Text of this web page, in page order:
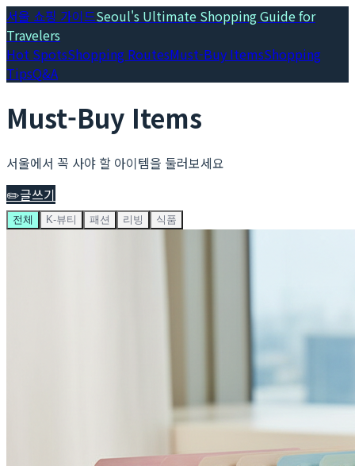
서울 쇼핑 가이드Seoul's Ultimate Shopping Guide for
Travelers
Hot SpotsShopping RoutesMust-Buy ItemsShopping
TipsQ&A
Must-Buy Items
서울에서 꼭 사야 할 아이템을 둘러보세요
✏️글쓰기
전체 K-뷰티 패션 리빙 식품